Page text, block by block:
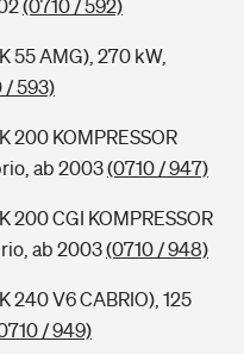
(0710 / 592)
55 AMG), 270 kW,
/ 593)
200 KOMPRESSOR
ab 2003(0710 / 947)
200 CGI KOMPRESSOR
ab 2003(0710 / 948)
240 V6 CABRIO), 125
/ 949)